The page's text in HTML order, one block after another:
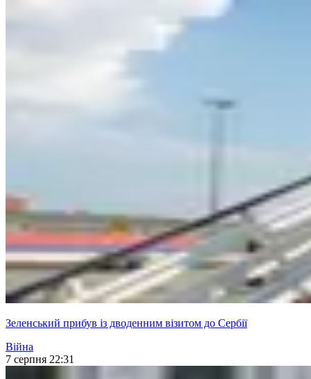
Зеленський прибув із дводенним візитом до Сербії
Війна
7 серпня 22:31